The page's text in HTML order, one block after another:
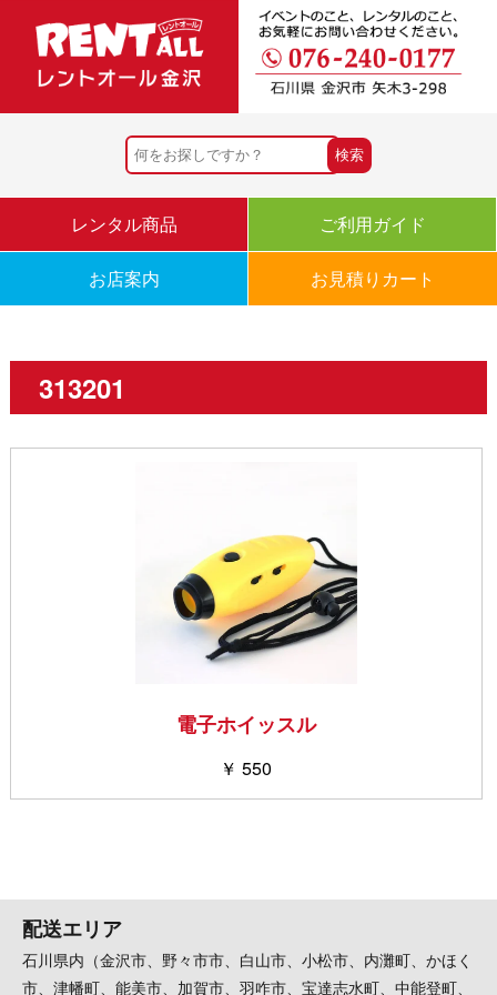
レンタル商品 ご利用ガイド
お店案内 お見積りカート
313201
電子ホイッスル
￥ 550
配送エリア
石川県内（金沢市、野々市市、白山市、小松市、内灘町、かほく
市、津幡町、能美市、加賀市、羽咋市、宝達志水町、中能登町、